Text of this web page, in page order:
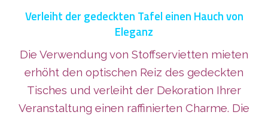
Verleiht der gedeckten Tafel einen Hauch von
Eleganz
Die Verwendung von Stoffservietten mieten
erhöht den optischen Reiz des gedeckten
Tisches und verleiht der Dekoration Ihrer
Veranstaltung einen raffinierten Charme. Die